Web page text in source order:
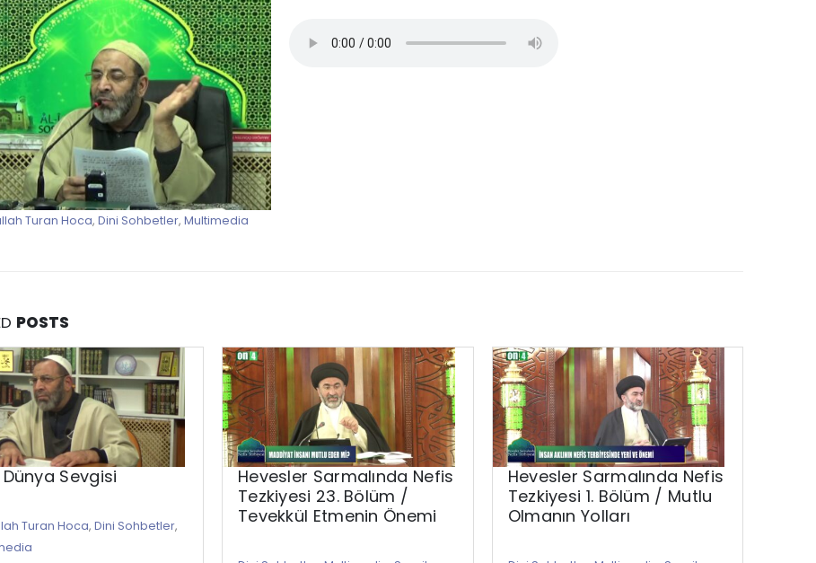
Turan Hoca, Dini Sohbetler, Multimedia
POSTS
Sevgisi
Turan Hoca,Dini Sohbetler,
Hevesler Sarmalında Nefis
Tezkiyesi 23. Bölüm /
Tevekkül Etmenin Önemi
Hevesler Sarmalında Nefis
Tezkiyesi 1. Bölüm / Mutlu
Olmanın Yolları